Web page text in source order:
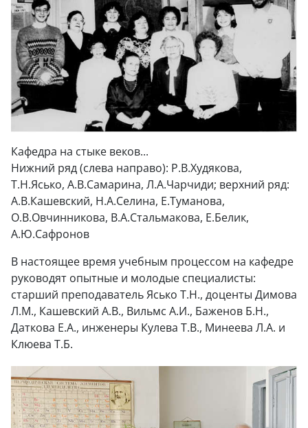
Кафедра на стыке веков...
Нижний ряд (слева направо): Р.В.Худякова,
Т.Н.Ясько, А.В.Самарина, Л.А.Чарчиди; верхний ряд:
А.В.Кашевский, Н.А.Селина, Е.Туманова,
О.В.Овчинникова, В.А.Стальмакова, Е.Белик,
А.Ю.Сафронов
В настоящее время учебным процессом на кафедре
руководят опытные и молодые специалисты:
старший преподаватель Ясько Т.Н., доценты Димова
Л.М., Кашевский А.В., Вильмс А.И., Баженов Б.Н.,
Даткова Е.А., инженеры Кулева Т.В., Минеева Л.А. и
Клюева Т.Б.